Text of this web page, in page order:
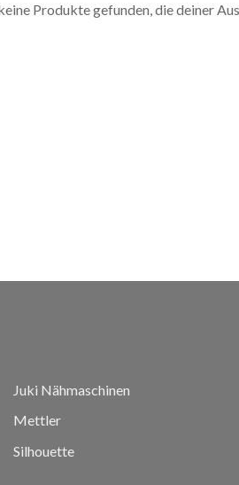
Produkte gefunden, die deiner
Juki Nähmaschinen
Mettler
Silhouette